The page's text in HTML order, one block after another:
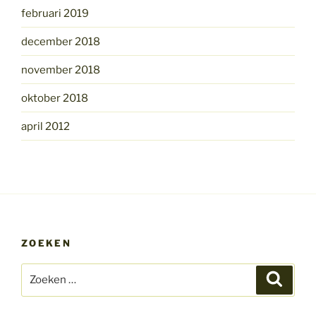
februari 2019
december 2018
november 2018
oktober 2018
april 2012
ZOEKEN
naar: